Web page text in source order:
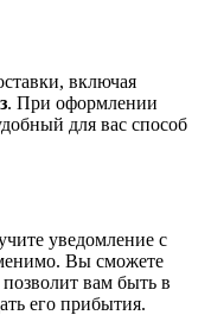
включая
. При оформлении
для вас способ
уведомление с
Вы сможете
позволит вам быть в
его прибытия.